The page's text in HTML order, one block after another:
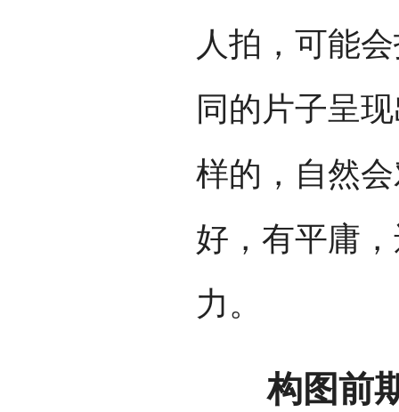
人拍，可能
同的片子呈
样的，自然
好，有平庸
力。
构图前期